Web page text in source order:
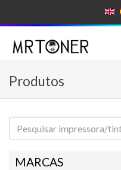
N
Produtos
MARCAS